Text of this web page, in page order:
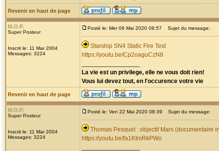
Revenir en haut de page
M.O.P.
Super Posteur
Inscrit le: 11 Mar 2004
Messages: 3224
Posté le: Mer 06 Mai 2020 08:57 Sujet du message:
Starship SN4 Static Fire Test
https://youtu.be/Cp2oaguCzN8
La vie est un privilege, elle ne vous doit rien!
Vous lui devez tout, en l'occurence votre vie
Revenir en haut de page
M.O.P.
Super Posteur
Inscrit le: 11 Mar 2004
Messages: 3224
Posté le: Ven 22 Mai 2020 08:39 Sujet du message:
Thomas Pesquet : objectif Mars (documentaire
https://youtu.be/fa1KtmRkPWo